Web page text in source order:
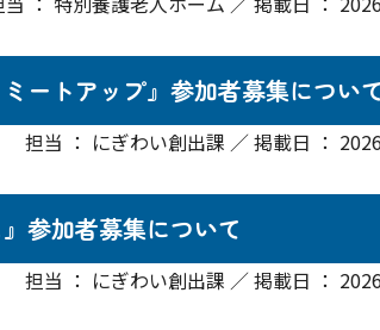
ートアップ』参加者募集について
担当 ： にぎわい創出課 ／ 掲載日 ：
参加者募集について
担当 ： にぎわい創出課 ／ 掲載日 ：